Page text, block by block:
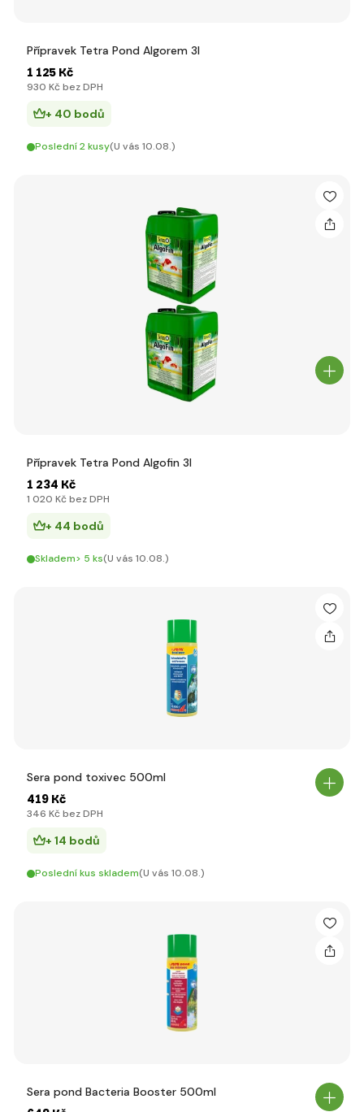
Přípravek Tetra Pond Algorem 3l
1 125 Kč
930 Kč bez DPH
+ 40 bodů
Poslední 2 kusy(U vás 10.08.)
Přípravek Tetra Pond Algofin 3l
1 234 Kč
1 020 Kč bez DPH
+ 44 bodů
Skladem> 5 ks(U vás 10.08.)
Sera pond toxivec 500ml
419 Kč
346 Kč bez DPH
+ 14 bodů
Poslední kus skladem(U vás 10.08.)
Sera pond Bacteria Booster 500ml